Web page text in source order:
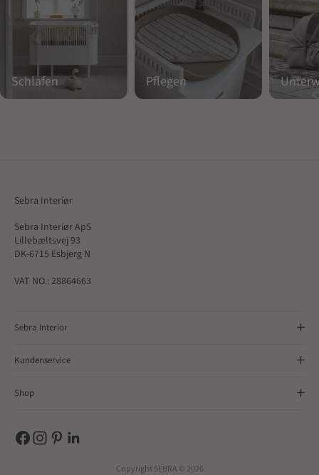
Schlafen Pflegen
Sebra Interiør
Sebra Interiør ApS
Lillebæltsvej 93
DK-6715 Esbjerg N
VAT NO.: 28864663
Sebra Interior
Kundenservice
Shop
Copyright SEBRA © 2026